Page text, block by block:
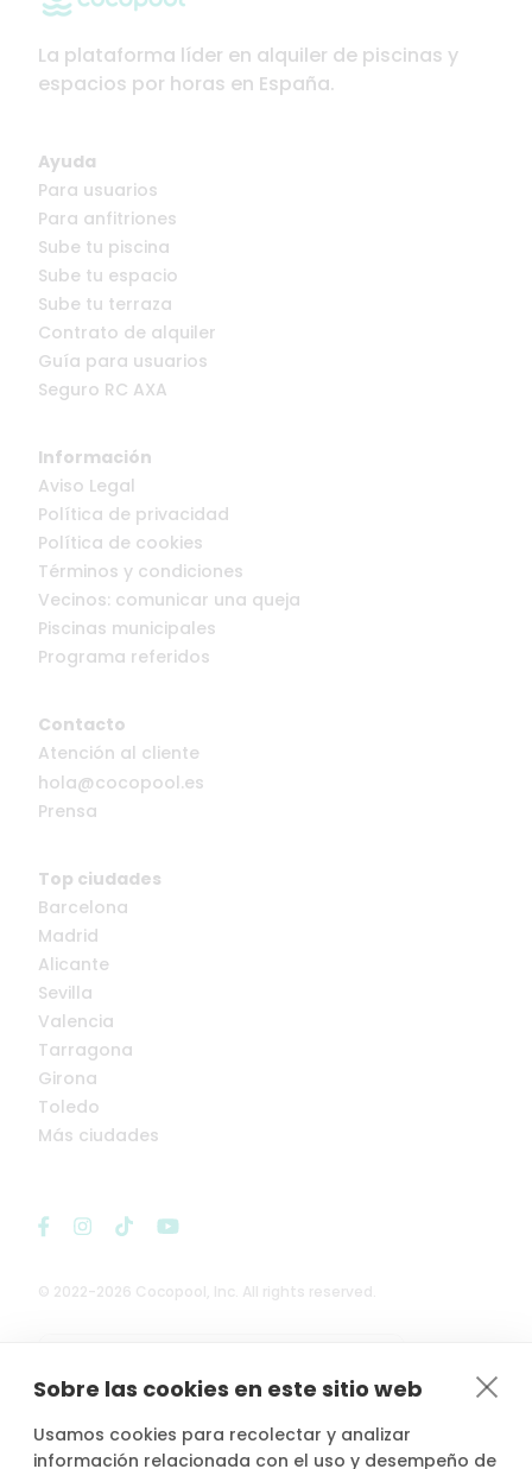
Sobre las cookies en este sitio web
Usamos cookies para recolectar y analizar
información relacionada con el uso y desempeño de
La plataforma líder en alquiler de piscinas y
espacios por horas en España.
© 2022-2026 Cocopool, Inc. All rights reserved.
 Anfitriones asegurados*
Ayuda
Para usuarios
Para anfitriones
Sube tu piscina
Sube tu espacio
Sube tu terraza
Contrato de alquiler
Guía para usuarios
Seguro RC AXA
Información
Aviso Legal
Política de privacidad
Política de cookies
Términos y condiciones
Vecinos: comunicar una queja
Piscinas municipales
Programa referidos
Contacto
Atención al cliente
hola@cocopool.es
Prensa
Top ciudades
Barcelona
Madrid
Alicante
Sevilla
Valencia
Tarragona
Girona
Toledo
Más ciudades